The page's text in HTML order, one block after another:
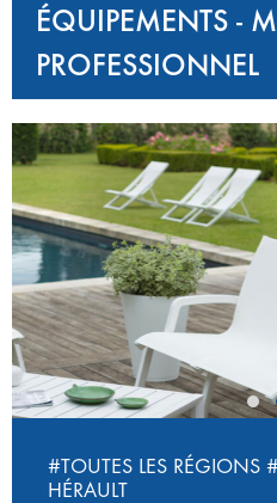
ÉQUIPEMENTS -
PROFESSIONNEL
‹
#TOUTES LES RÉGIONS
HÉRAULT